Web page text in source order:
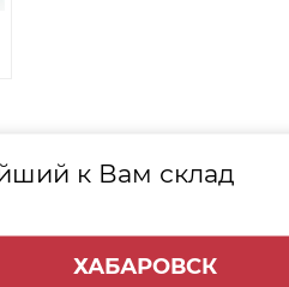
к Вам склад
ХАБАРОВСК
Наименование